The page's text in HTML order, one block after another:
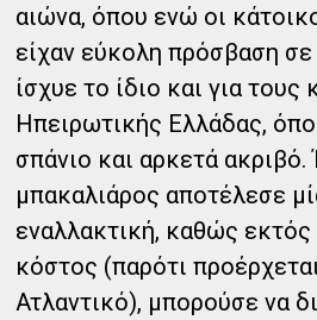
αιώνα, όπου ενώ οι
είχαν εύκολη πρόσβαση
ίσχυε το ίδιο και για τους
Ηπειρωτικής Ελλάδας,
σπάνιο και αρκετά ακριβό.
μπακαλιάρος αποτέλεσε
εναλλακτική, καθώς
κόστος (παρότι
Ατλαντικό), μπορούσε να